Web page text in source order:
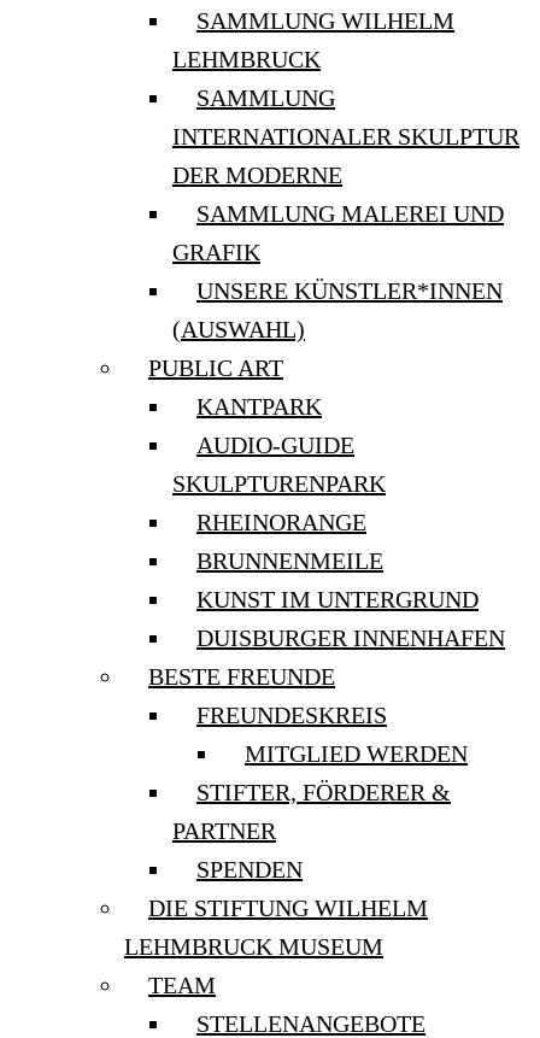
SAMMLUNG WILHELM
LEHMBRUCK
SAMMLUNG
INTERNATIONALER SKULPTUR
DER MODERNE
SAMMLUNG MALEREI UND
GRAFIK
UNSERE KÜNSTLER*INNEN
(AUSWAHL)
PUBLIC ART
KANTPARK
AUDIO-GUIDE
SKULPTURENPARK
RHEINORANGE
BRUNNENMEILE
KUNST IM UNTERGRUND
DUISBURGER INNENHAFEN
BESTE FREUNDE
FREUNDESKREIS
MITGLIED WERDEN
STIFTER, FÖRDERER &
PARTNER
SPENDEN
DIE STIFTUNG WILHELM
LEHMBRUCK MUSEUM
TEAM
STELLENANGEBOTE